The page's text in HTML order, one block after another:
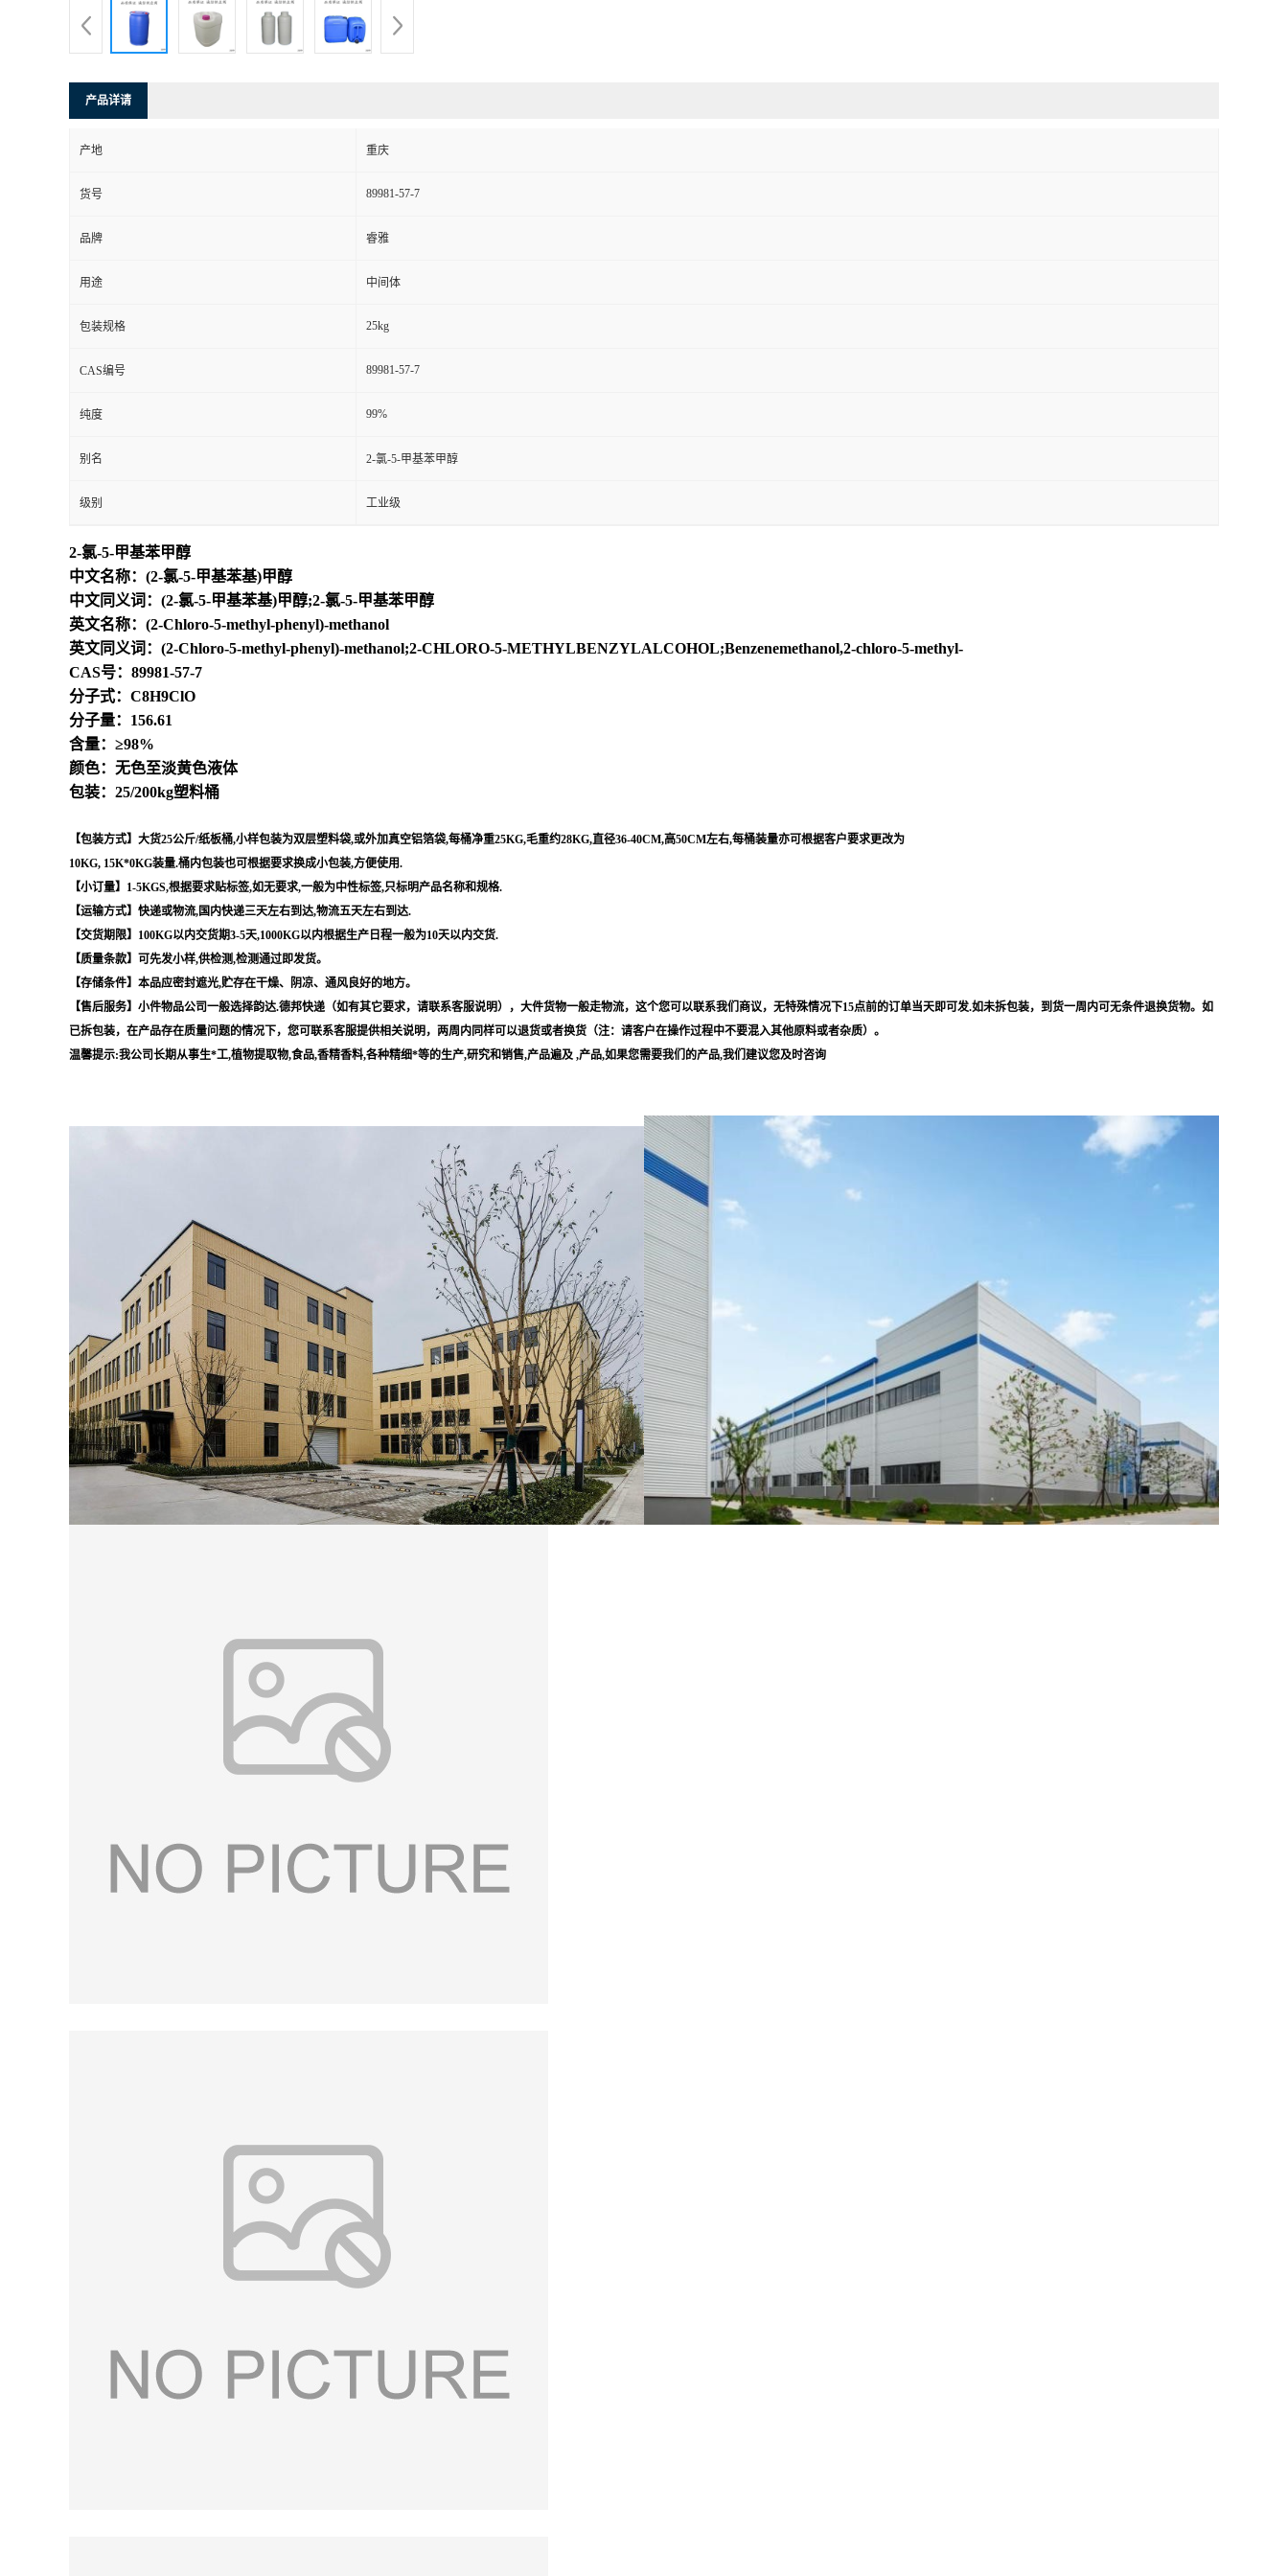
产品详请
产地 重庆
货号 89981-57-7
品牌 睿雅
用途 中间体
包装规格 25kg
CAS编号 89981-57-7
纯度 99%
别名 2-氯-5-甲基苯甲醇
级别 工业级
2-氯-5-甲基苯甲醇
中文名称：(2-氯-5-甲基苯基)甲醇
中文同义词：(2-氯-5-甲基苯基)甲醇;2-氯-5-甲基苯甲醇
英文名称：(2-Chloro-5-methyl-phenyl)-methanol
英文同义词：(2-Chloro-5-methyl-phenyl)-methanol;2-CHLORO-5-METHYLBENZYLALCOHOL;Benzenemethanol,2-chloro-5-methyl-
CAS号：89981-57-7
分子式：C8H9ClO
分子量：156.61
含量：≥98%
颜色：无色至淡黄色液体
包装：25/200kg塑料桶
【包装方式】大货25公斤/纸板桶,小样包装为双层塑料袋,或外加真空铝箔袋,每桶净重25KG,毛重约28KG,直径36-40CM,高50CM左右,每桶装量亦可根据客户要求更改为
10KG, 15K*0KG装量.桶内包装也可根据要求换成小包装,方便使用.
【小订量】1-5KGS,根据要求贴标签,如无要求,一般为中性标签,只标明产品名称和规格.
【运输方式】快递或物流,国内快递三天左右到达,物流五天左右到达.
【交货期限】100KG以内交货期3-5天,1000KG以内根据生产日程一般为10天以内交货.
【质量条款】可先发小样,供检测,检测通过即发货。
【存储条件】本品应密封遮光,贮存在干燥、阴凉、通风良好的地方。
【售后服务】小件物品公司一般选择韵达.德邦快递（如有其它要求，请联系客服说明），大件货物一般走物流，这个您可以联系我们商议，无特殊情况下15点前的订单当天即可发.如未拆包装，到货一周内可无条件退换货物。如
已拆包装，在产品存在质量问题的情况下，您可联系客服提供相关说明，两周内同样可以退货或者换货（注：请客户在操作过程中不要混入其他原料或者杂质）。
温馨提示:我公司长期从事生*工,植物提取物,食品,香精香料,各种精细*等的生产,研究和销售,产品遍及 ,产品,如果您需要我们的产品,我们建议您及时咨询